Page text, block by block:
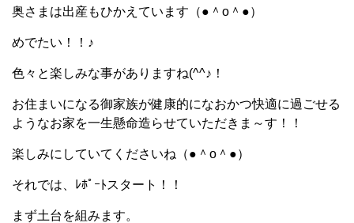
奥さまは出産もひかえています（●＾o＾●）
めでたい！！♪
色々と楽しみな事がありますね(^^♪！
お住まいになる御家族が健康的になおかつ快適に過ごせる
ようなお家を一生懸命造らせていただきま～す！！
楽しみにしていてくださいね（●＾o＾●）
それでは、ﾚﾎﾟｰﾄスタート！！
まず土台を組みます。